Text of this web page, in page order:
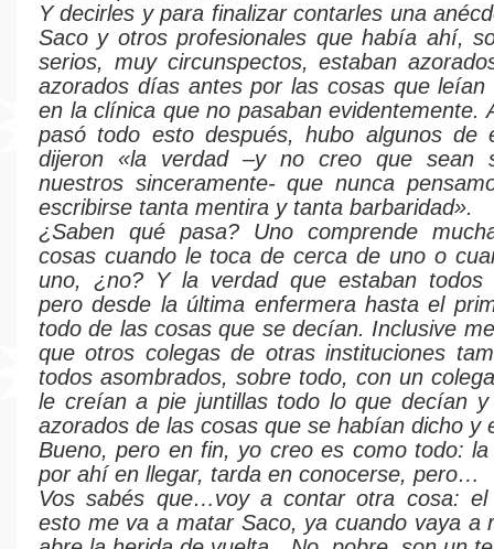
Y decirles y para finalizar contarles una
Saco y otros profesionales que había ahí,
serios, muy circunspectos, estaban
azorados días antes por las cosas que leían
en la clínica que no pasaban evidentemente.
pasó todo esto después, hubo algunos de
dijeron «la verdad –y no creo que sean
nuestros sinceramente- que nunca
escribirse tanta mentira y tanta barbaridad».
¿Saben qué pasa? Uno comprende
cosas cuando le toca de cerca de uno o
uno, ¿no? Y la verdad que estaban todos
pero desde la última enfermera hasta el
todo de las cosas que se decían. Inclusive
que otros colegas de otras instituciones
todos asombrados, sobre todo, con un
le creían a pie juntillas todo lo que decían y
azorados de las cosas que se habían dicho
Bueno, pero en fin, yo creo es como todo:
por ahí en llegar, tarda en conocerse, pero…
Vos sabés que…voy a contar otra cosa:
esto me va a matar Saco, ya cuando vaya a